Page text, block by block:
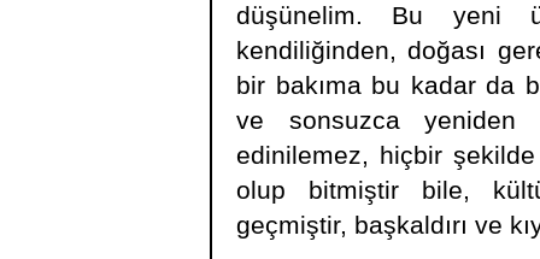
düşünelim. Bu yeni
kendiliğinden, doğası
bir bakıma bu kadar da
ve sonsuzca yeniden
edinilemez, hiçbir
olup bitmiştir bile,
geçmiştir, başkaldırı ve